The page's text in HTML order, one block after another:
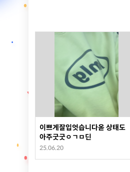
이쁘게잘입엇습니다옫 상태도
아주굿굿ㅇㄱㅁ딘
25.06.20